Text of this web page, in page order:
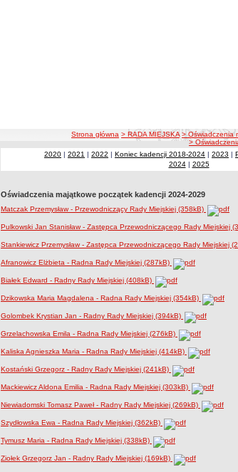
ścieżka nawigacji
Strona główna > RADA MIEJSKA > Oświadczenia
>
2020 | 2021 | 2022 | Koniec kadencji 2018-2024 | 2023 |
2024| 2025
Oświadczenia majątkowe początek kadencji 2024-2029
Matczak Przemysław - Przewodniczący Rady Miejskiej (358kB)
Pulkowski Jan Stanisław - Zastępca Przewodniczącego Rady Miejskiej
Stankiewicz Przemysław - Zastępca Przewodniczącego Rady Miejskiej
Afranowicz Elżbieta - Radna Rady Miejskiej (287kB)
Białek Edward - Radny Rady Miejskiej (408kB)
Dzikowska Maria Magdalena - Radna Rady Miejskiej (354kB)
Golombek Krystian Jan - Radny Rady Miejskiej (394kB)
Grzelachowska Emila - Radna Rady Miejskiej (276kB)
Kaliska Agnieszka Maria - Radna Rady Miejskiej (414kB)
Kostański Grzegorz - Radny Rady Miejskiej (241kB)
Mackiewicz Aldona Emilia - Radna Rady Miejskiej (303kB)
Niewiadomski Tomasz Paweł - Radny Rady Miejskiej (269kB)
Szydłowska Ewa - Radna Rady Miejskiej (362kB)
Tymusz Maria - Radna Rady Miejskiej (338kB)
Ziołek Grzegorz Jan - Radny Rady Miejskiej (169kB)